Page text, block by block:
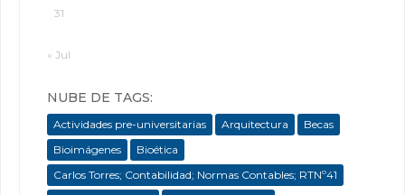
31
« Jul
NUBE DE TAGS:
Actividades pre-universitarias Arquitectura
Becas
Bioimágenes
Bioética
Carlos Torres; Contabilidad; Normas Contables; RTNº41